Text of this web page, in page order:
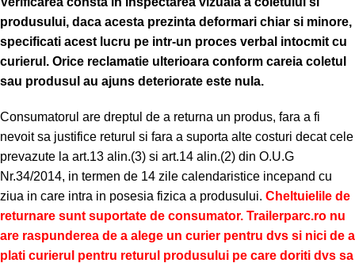
produsului, daca acesta prezinta deformari chiar si minore,
specificati acest lucru pe intr-un proces verbal intocmit cu
curierul. Orice reclamatie ulterioara conform careia coletul
sau produsul au ajuns deteriorate este nula.
Consumatorul are dreptul de a returna un produs, fara a fi
nevoit sa justifice returul si fara a suporta alte costuri decat cele
prevazute la art.13 alin.(3) si art.14 alin.(2) din O.U.G
Nr.34/2014, in termen de 14 zile calendaristice incepand cu
ziua in care intra in posesia fizica a produsului. Cheltuielile de
returnare sunt suportate de consumator. Trailerparc.ro nu
are raspunderea de a alege un curier pentru dvs si nici de a
plati curierul pentru returul produsului pe care doriti dvs sa